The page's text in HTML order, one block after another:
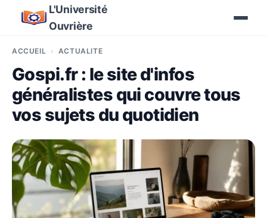
L'Université
Ouvrière
ACCUEIL ACTUALITÉ
Gospi.fr : le site d'infos
généralistes qui couvre tous
vos sujets du quotidien